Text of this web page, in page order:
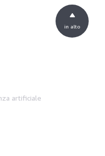
artificiale
in alto